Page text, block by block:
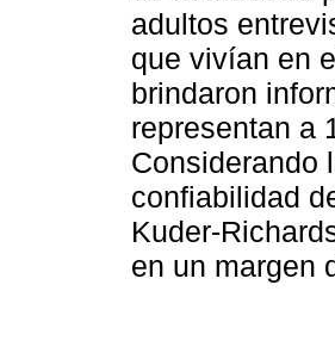
adultos
que vivían en
brindaron
representan a
Considerando
confiabilidad
Kuder-
en un margen